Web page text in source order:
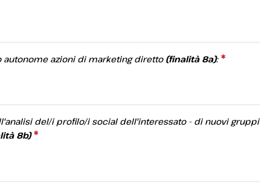
azioni di marketing diretto(finalità 8a): *
del/i profilo/i social dell'interessato - di nuovi gruppi
8b) *